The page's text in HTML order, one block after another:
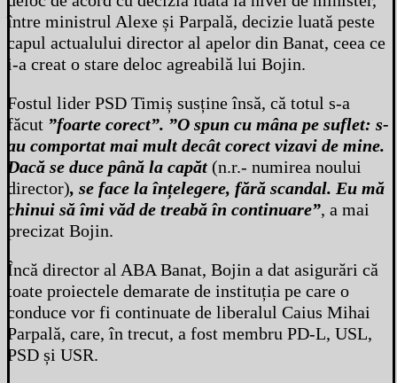
între ministrul Alexe și Parpală, decizie luată peste
capul actualului director al apelor din Banat, ceea ce
i-a creat o stare deloc agreabilă lui Bojin.
Fostul lider PSD Timiș susține însă, că totul s-a
făcut ”foarte corect”. ”O spun cu mâna pe suflet: s-
au comportat mai mult decât corect vizavi de mine.
Dacă se duce până la capăt (n.r.- numirea noului
director), se face la înțelegere, fără scandal. Eu mă
chinui să îmi văd de treabă în continuare”, a mai
precizat Bojin.
Încă director al ABA Banat, Bojin a dat asigurări că
toate proiectele demarate de instituția pe care o
conduce vor fi continuate de liberalul Caius Mihai
Parpală, care, în trecut, a fost membru PD-L, USL,
PSD și USR.